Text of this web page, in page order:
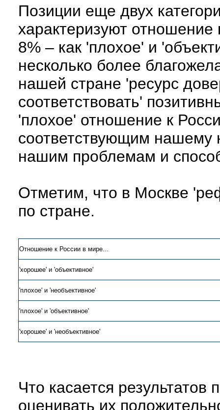
Позиции еще двух
характеризуют
8% – как 'плохое' и
несколько более
нашей стране 'ресурс
соответствовать'
'плохое' отношение к
соответствующим нашему
нашим проблемам и
Отметим, что в Москве
по стране.
Отношение к России в мире...
'хорошее' и 'объективное'
'плохое' и 'необъективное'
'плохое' и 'объективное'
'хорошее' и 'необъективное'
Что касается
оценивать их